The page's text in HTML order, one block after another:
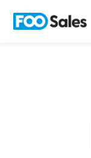
naar